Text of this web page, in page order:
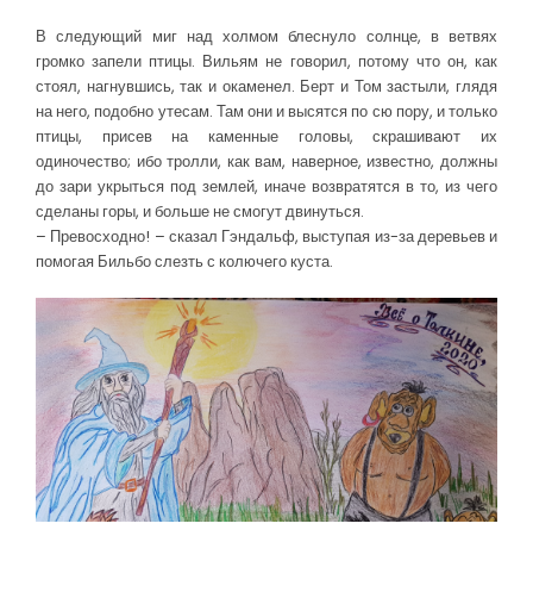
В следующий миг над холмом блеснуло солнце, в ветвях
громко запели птицы. Вильям не говорил, потому что он, как
стоял, нагнувшись, так и окаменел. Берт и Том застыли, глядя
на него, подобно утесам. Там они и высятся по сю пору, и только
птицы, присев на каменные головы, скрашивают их
одиночество; ибо тролли, как вам, наверное, известно, должны
до зари укрыться под землей, иначе возвратятся в то, из чего
сделаны горы, и больше не смогут двинуться.
– Превосходно! – сказал Гэндальф, выступая из-за деревьев и
помогая Бильбо слезть с колючего куста.